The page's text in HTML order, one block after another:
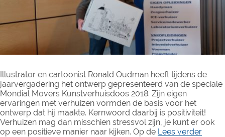
Illustrator en cartoonist Ronald Oudman heeft tijdens de
jaarvergadering het ontwerp gepresenteerd van de speciale
Mondial Movers Kunstverhuisdoos 2018. Zijn eigen
ervaringen met verhuizen vormden de basis voor het
ontwerp dat hij maakte. Kernwoord daarbij is positiviteit!
Verhuizen mag dan misschien stressvol zijn, je kunt er ook
op een positieve manier naar kijken. Op de Lees verder